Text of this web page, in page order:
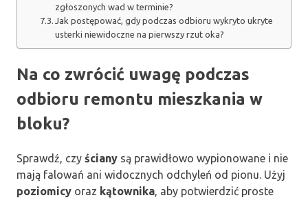
zgłoszonych wad w terminie?
Jak postępować, gdy podczas odbioru wykryto ukryte
usterki niewidoczne na pierwszy rzut oka?
Na co zwrócić uwagę podczas
odbioru remontu mieszkania w
bloku?
Sprawdź, czy ściany są prawidłowo wypionowane i nie
mają falowań ani widocznych odchyleń od pionu. Użyj
poziomicy oraz kątownika , aby potwierdzić proste